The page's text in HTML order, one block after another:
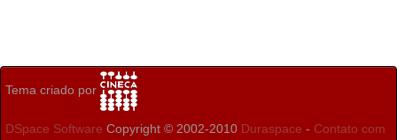
Tema criado por
DSpace Software Copyright © 2002-2010 Duraspace - Contato com